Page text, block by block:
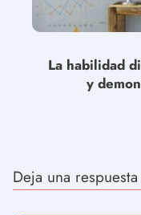
La habilidad
y
Deja una respuesta